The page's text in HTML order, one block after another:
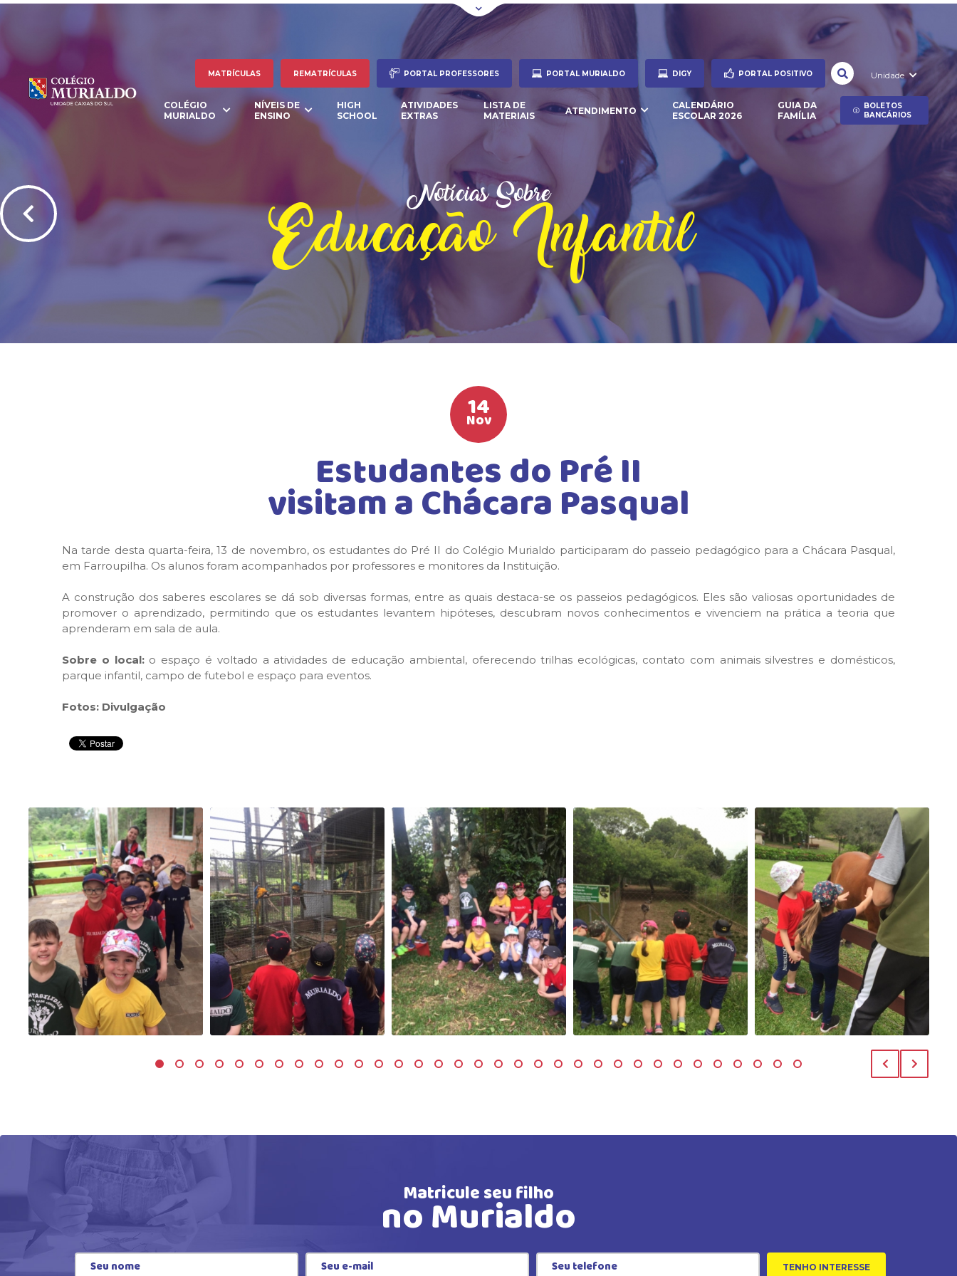
MATRÍCULAS REMATRÍCULAS PORTAL PROFESSORES PORTAL MURIALDO DIGY PORTAL POSITIVO Unidade
COLÉGIO
MURIALDO
NÍVEIS DE
ENSINO
HIGH
SCHOOL
ATIVIDADES
EXTRAS
LISTA DE
MATERIAIS
ATENDIMENTO
CALENDÁRIO
ESCOLAR 2026
GUIA DA
FAMÍLIA
BOLETOS
BANCÁRIOS
Notícias Sobre
Educação Infantil
14
Nov
Estudantes do Pré II
visitam a Chácara Pasqual
Na tarde desta quarta-feira, 13 de novembro, os estudantes do Pré II do Colégio Murialdo participaram do passeio pedagógico para a Chácara Pasqual,
em Farroupilha. Os alunos foram acompanhados por professores e monitores da Instituição.
A construção dos saberes escolares se dá sob diversas formas, entre as quais destaca-se os passeios pedagógicos. Eles são valiosas oportunidades de
promover o aprendizado, permitindo que os estudantes levantem hipóteses, descubram novos conhecimentos e vivenciem na prática a teoria que
aprenderam em sala de aula.
Sobre o local:o espaço é voltado a atividades de educação ambiental, oferecendo trilhas ecológicas, contato com animais silvestres e domésticos,
parque infantil, campo de futebol e espaço para eventos.
Fotos: Divulgação
Matricule seu filho
no Murialdo
TENHO INTERESSE